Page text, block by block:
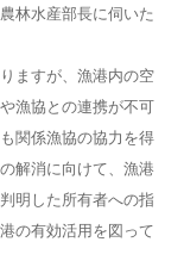
林水産部長に伺いた
ますが、漁港内の空
漁協との連携が不可
関係漁協の協力を得
解消に向けて、漁港
明した所有者への指
の有効活用を図って